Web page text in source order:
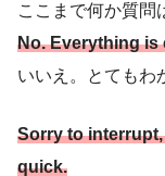
ここまで何か質問
No. Everything is
いいえ。とてもわ
Sorry to
quick.